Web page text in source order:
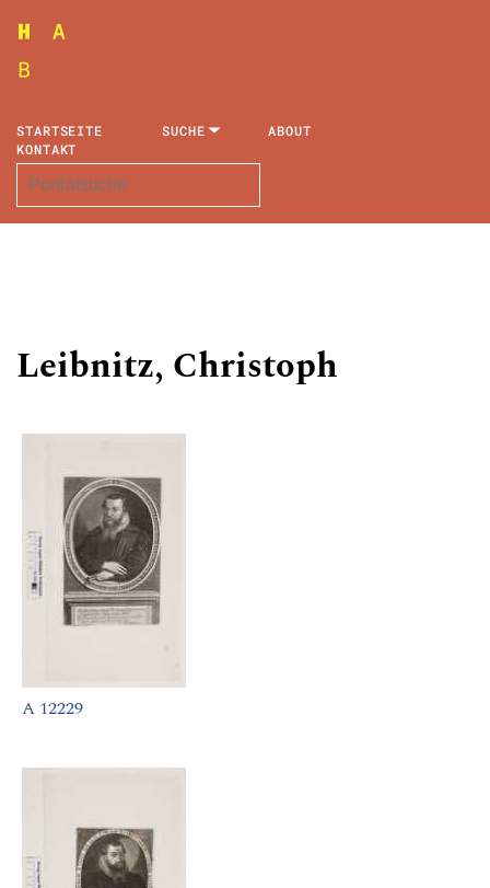
STARTSEITE SUCHE
ABOUT
KONTAKT
Leibnitz, Christoph
A 12229